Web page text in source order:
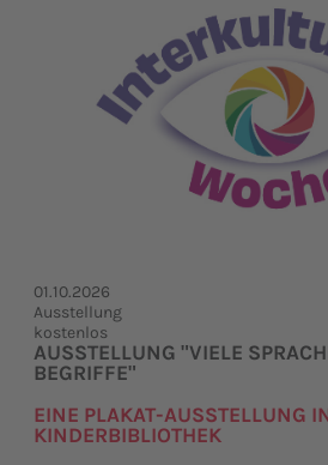
01.10.2026
Ausstellung
kostenlos
AUSSTELLUNG "VIELE
BEGRIFFE"
EINE PLAKAT-AUSSTELLUNG
KINDERBIBLIOTHEK